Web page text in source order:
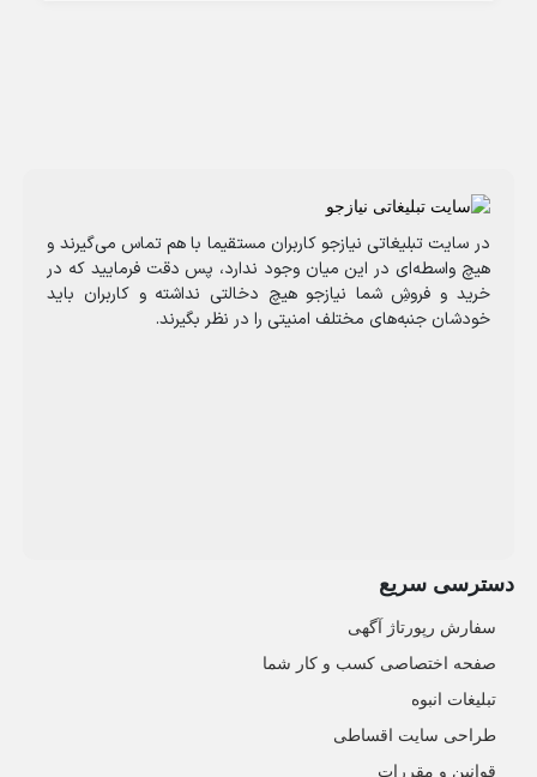
در سایت تبلیغاتی نیازجو کاربران مستقیما با هم تماس می‌گیرند و
هیچ واسطه‌ای در این میان وجود ندارد، پس دقت فرمایید که در
خرید و فروشِ شما نیازجو هیچ دخالتی نداشته و کاربران باید
خودشان جنبه‌های مختلف امنیتی را در نظر بگیرند.
دسترسی سریع
سفارش رپورتاژ آگهی
صفحه اختصاصی کسب و کار شما
تبلیغات انبوه
طراحی سایت اقساطی
قوانین و مقررات